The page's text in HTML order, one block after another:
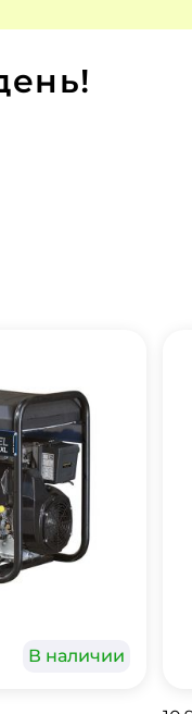
В наличии